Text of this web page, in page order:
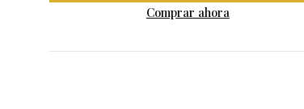
Comprar ahora